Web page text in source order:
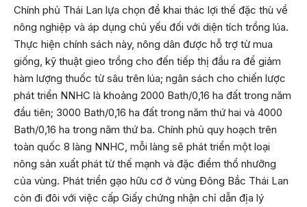
Chính phủ Thái Lan lựa chọn để khai thác lợi thế đặc thù về
nông nghiệp và áp dụng chủ yếu đối với diện tích trồng lúa.
Thực hiện chính sách này, nông dân được hỗ trợ từ mua
giống, kỹ thuật gieo trồng cho đến tiếp thị đầu ra để giảm
hàm lượng thuốc từ sâu trên lúa; ngân sách cho chiến lược
phát triển NNHC là khoảng 2000 Bath/0,16 ha đất trong năm
đầu tiên; 3000 Bath/0,16 ha đất trong năm thứ hai và 4000
Bath/0,16 ha trong năm thứ ba. Chính phủ quy hoạch trên
toàn quốc 8 làng NNHC, mỗi làng sẽ phát triển một loại
nông sản xuất phát từ thế mạnh và đặc điểm thổ nhưỡng
của vùng. Phát triển gạo hữu cơ ở vùng Đông Bắc Thái Lan
còn đi đôi với việc cấp Giấy chứng nhận chỉ dẫn địa lý